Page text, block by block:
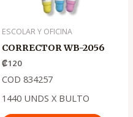
ESCOLAR Y OFICINA
CORRECTOR WB-2056
₡120
COD 834257
1440 UNDS X BULTO